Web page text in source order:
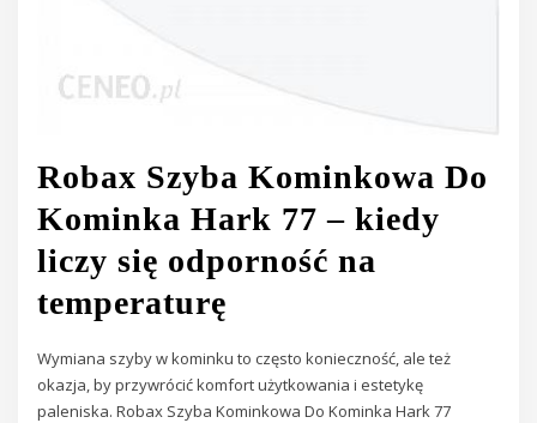
Robax Szyba Kominkowa Do
Kominka Hark 77 – kiedy
liczy się odporność na
temperaturę
Wymiana szyby w kominku to często konieczność, ale też
okazja, by przywrócić komfort użytkowania i estetykę
paleniska. Robax Szyba Kominkowa Do Kominka Hark 77